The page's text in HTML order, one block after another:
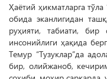
Ҳаётий ҳикматларга
обида эканлигидан
руҳияти, табиати,
инсонийлиги ҳақида
Темур “Тузуклар”да
бир, олийжаноб,